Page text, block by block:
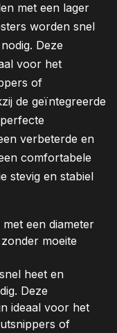
met een lager
worden snel
Deze
voor het
of
de geïntegreerde
verbeterde en
comfortabele
stevig en stabiel
een diameter
moeite
heet en
Deze
ideaal voor het
of